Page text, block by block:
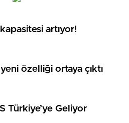
artıyor!
özelliği ortaya çıktı
Türkiye’ye Geliyor